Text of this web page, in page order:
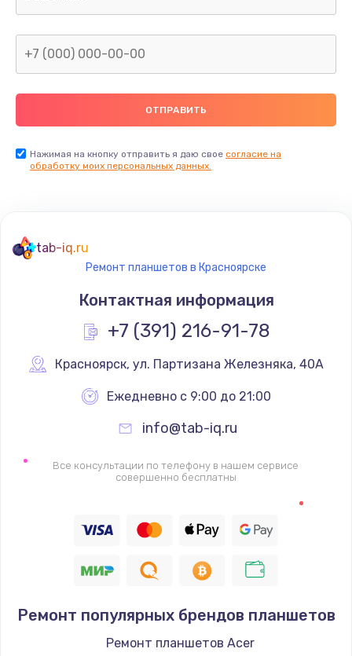
Нажимая на кнопку отправить я даю свое согласие на
обработку моих персональных данных.
tab-iq.ru
Ремонт планшетов в Красноярске
Контактная информация
+7 (391) 216-91-78
Красноярск, ул. Партизана Железняка, 40А
Ежедневно с 9:00 до 21:00
info@tab-iq.ru
Все консультации по телефону в нашем сервисе
совершенно бесплатны
Ремонт популярных брендов планшетов
Ремонт планшетов Acer